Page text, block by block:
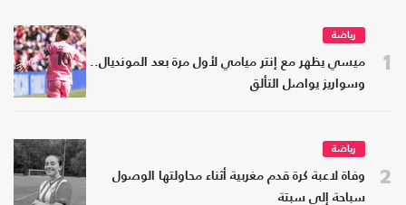
1
رياضة
ميسي يظهر مع إنتر ميامي لأول مرة بعد المونديال..
وسواريز يواصل التألق
2
رياضة
وفاة لاعبة كرة قدم مغربية أثناء محاولتها الوصول
سباحة إلى سبتة